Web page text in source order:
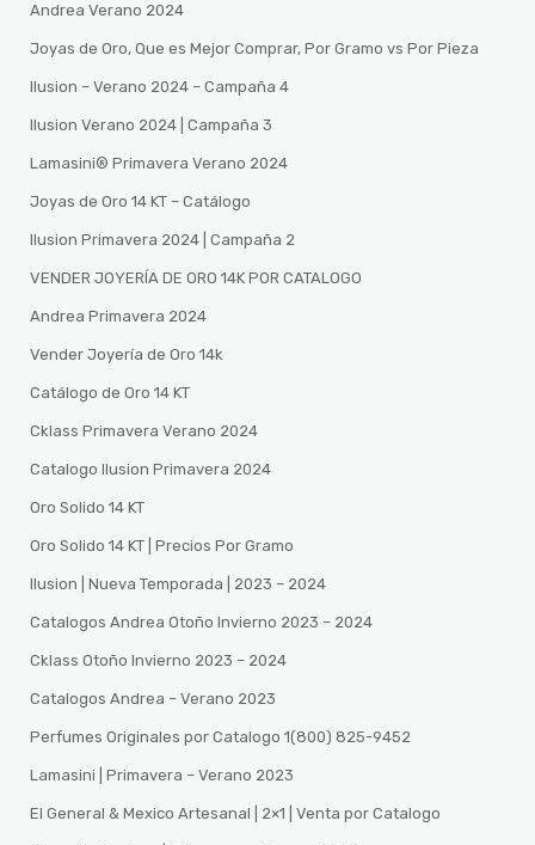
Andrea Verano 2024
Joyas de Oro, Que es Mejor Comprar, Por Gramo vs Por Pieza
Ilusion – Verano 2024 – Campaña 4
Ilusion Verano 2024 | Campaña 3
Lamasini®️ Primavera Verano 2024
Joyas de Oro 14 KT – Catálogo
Ilusion Primavera 2024 | Campaña 2
VENDER JOYERÍA DE ORO 14K POR CATALOGO
Andrea Primavera 2024
Vender Joyería de Oro 14k
Catálogo de Oro 14 KT
Cklass Primavera Verano 2024
Catalogo Ilusion Primavera 2024
Oro Solido 14 KT
Oro Solido 14 KT | Precios Por Gramo
Ilusion | Nueva Temporada | 2023 – 2024
Catalogos Andrea Otoño Invierno 2023 – 2024
Cklass Otoño Invierno 2023 – 2024
Catalogos Andrea – Verano 2023
Perfumes Originales por Catalogo 1(800) 825-9452
Lamasini | Primavera – Verano 2023
El General & Mexico Artesanal | 2×1 | Venta por Catalogo